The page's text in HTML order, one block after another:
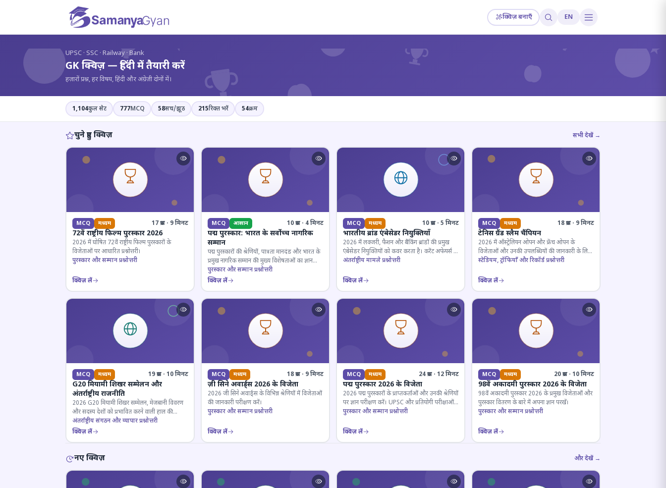
क्विज़ बनाएँ EN
? ? ?
UPSC · SSC · Railway · Bank
GK क्विज़ — हिंदी में तैयारी करें
हज़ारों प्रश्न, हर विषय, हिंदी और अंग्रेज़ी दोनों में।
1,104कुल सेट 777MCQ 58सच/झूठ 215रिक्त भरें 54क्रम
चुने हुए क्विज़ सभी देखें →
MCQ मध्यम 17 प्रश्न · 9 मिनट
72वें राष्ट्रीय फिल्म पुरस्कार 2026
2026 में घोषित 72वें राष्ट्रीय फिल्म पुरस्कारों के
विजेताओं पर आधारित प्रश्नोत्तरी।
पुरस्कार और सम्मान प्रश्नोत्तरी
क्विज़ लें
MCQ आसान 10 प्रश्न · 4 मिनट
पद्म पुरस्कार: भारत के सर्वोच्च नागरिक
सम्मान
पद्म पुरस्कारों की श्रेणियों, पात्रता मानदंड और भारत के
प्रमुख नागरिक सम्मान की मुख्य विशेषताओं का ज्ञान
परखें।
पुरस्कार और सम्मान प्रश्नोत्तरी
क्विज़ लें
MCQ मध्यम 10 प्रश्न · 5 मिनट
भारतीय ब्रांड एंबेसेडर नियुक्तियाँ
2026 में लक्जरी, फैशन और बैंकिंग ब्रांडों की प्रमुख
एंबेसेडर नियुक्तियों को कवर करता है। करेंट अफेयर्स के
लिए जरूरी।
अंतर्राष्ट्रीय मामले प्रश्नोत्तरी
क्विज़ लें
MCQ मध्यम 18 प्रश्न · 9 मिनट
टेनिस ग्रैंड स्लैम चैंपियन
2026 में ऑस्ट्रेलियन ओपन और फ्रेंच ओपन के
विजेताओं और उनकी उपलब्धियों की जानकारी के लिए
क्विज़।
स्टेडियम, ट्रॉफियाँ और रिकॉर्ड प्रश्नोत्तरी
क्विज़ लें
MCQ मध्यम 19 प्रश्न · 10 मिनट
G20 मियामी शिखर सम्मेलन और
अंतर्राष्ट्रीय राजनीति
2026 G20 मियामी शिखर सम्मेलन, मेजबानी विवरण
और सदस्य देशों को प्रभावित करने वाली हाल की
राजनयिक घटनाओं पर ज्ञान परीक्षण करें।
अंतर्राष्ट्रीय संगठन और व्यापार प्रश्नोत्तरी
क्विज़ लें
MCQ मध्यम 18 प्रश्न · 9 मिनट
ज़ी सिने अवार्ड्स 2026 के विजेता
2026 जी सिने अवार्ड्स के विभिन्न श्रेणियों में विजेताओं
की जानकारी परीक्षण करें।
पुरस्कार और सम्मान प्रश्नोत्तरी
क्विज़ लें
MCQ मध्यम 24 प्रश्न · 12 मिनट
पद्म पुरस्कार 2026 के विजेता
2026 पद्म पुरस्कारों के प्राप्तकर्ताओं और उनकी श्रेणियों
पर ज्ञान परीक्षण करें। UPSC और प्रतियोगी परीक्षाओं
के लिए महत्वपूर्ण।
पुरस्कार और सम्मान प्रश्नोत्तरी
क्विज़ लें
MCQ मध्यम 20 प्रश्न · 10 मिनट
98वें अकादमी पुरस्कार 2026 के विजेता
98वें अकादमी पुरस्कार 2026 के प्रमुख विजेताओं और
पुरस्कार वितरण के बारे में अपना ज्ञान परखें।
पुरस्कार और सम्मान प्रश्नोत्तरी
क्विज़ लें
नए क्विज़ और देखें →